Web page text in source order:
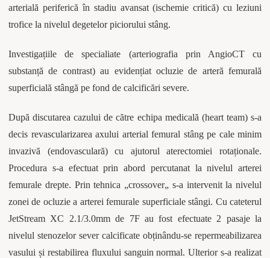
arterială periferică în stadiu avansat (ischemie critică) cu leziuni
trofice la nivelul degetelor piciorului stâng.
Investigațiile de specialiate (arteriografia prin AngioCT cu
substanță de contrast) au evidențiat ocluzie de arteră femurală
superficială stângă pe fond de calcificări severe.
După discutarea cazului de către echipa medicală (heart team) s-a
decis revascularizarea axului arterial femural stâng pe cale minim
invazivă (endovasculară) cu ajutorul aterectomiei rotaționale.
Procedura s-a efectuat prin abord percutanat la nivelul arterei
femurale drepte. Prin tehnica „crossover„ s-a intervenit la nivelul
zonei de ocluzie a arterei femurale superficiale stângi. Cu cateterul
JetStream XC 2.1/3.0mm de 7F au fost efectuate 2 pasaje la
nivelul stenozelor sever calcificate obținându-se repermeabilizarea
vasului și restabilirea fluxului sanguin normal. Ulterior s-a realizat